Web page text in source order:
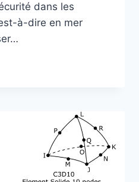
dans les
à-dire en mer